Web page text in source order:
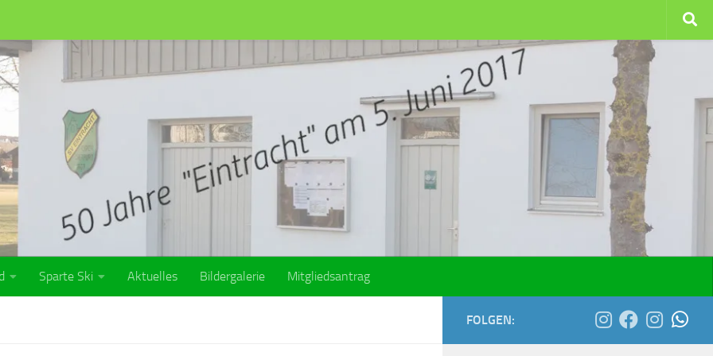
Sparte Ski Aktuelles Bildergalerie Mitgliedsantrag
FOLGEN: